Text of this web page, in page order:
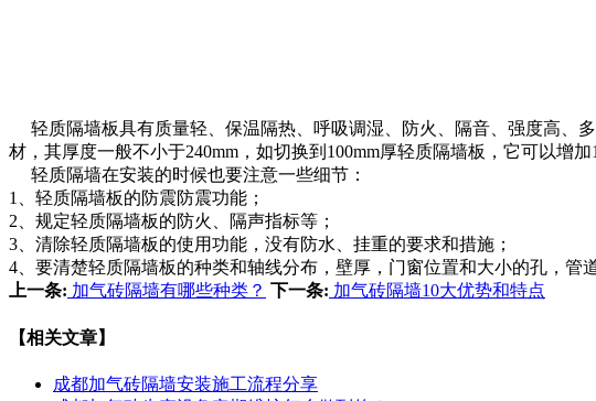
轻质隔墙板具有质量轻、保温隔热、呼吸调湿、防火、隔音、强度高、
材，其厚度一般不小于240mm，如切换到100mm厚轻质隔墙板，它可以增
轻质隔墙在安装的时候也要注意一些细节：
1、轻质隔墙板的防震防震功能；
2、规定轻质隔墙板的防火、隔声指标等；
3、清除轻质隔墙板的使用功能，没有防水、挂重的要求和措施；
4、要清楚轻质隔墙板的种类和轴线分布，壁厚，门窗位置和大小的孔，管
上一条: 加气砖隔墙有哪些种类？ 下一条: 加气砖隔墙10大优势和特点
【相关文章】
成都加气砖隔墙安装施工流程分享